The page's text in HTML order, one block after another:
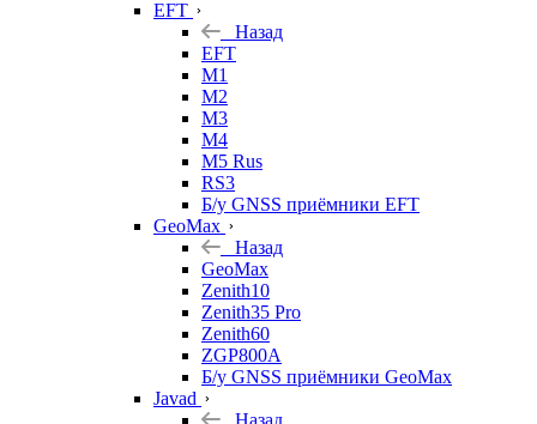
EFT
Назад
EFT
M1
M2
M3
M4
M5 Rus
RS3
Б/у GNSS приёмники EFT
GeoMax
Назад
GeoMax
Zenith10
Zenith35 Pro
Zenith60
ZGP800A
Б/у GNSS приёмники GeoMax
Javad
Назад